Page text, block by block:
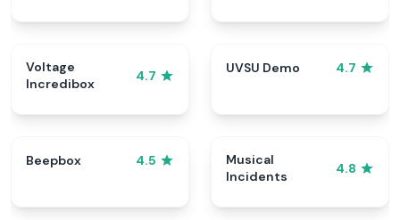
Voltage
Incredibox
4.7
UVSU Demo 4.7
Beepbox 4.5
Musical
Incidents
4.8